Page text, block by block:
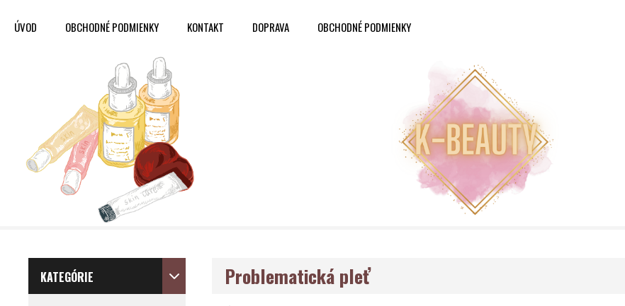
ÚVOD OBCHODNÉ PODMIENKY KONTAKT DOPRAVA OBCHODNÉ PODMIENKY
KATEGÓRIE Problematická pleť